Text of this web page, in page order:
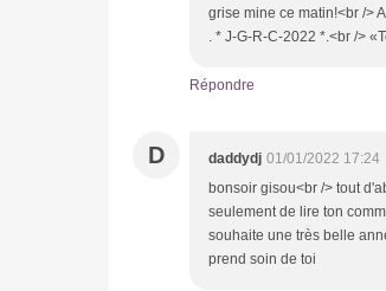
grise mine ce matin!<br />
. * J-G-R-C-2022 *.<br />
Répondre
D daddydj 01/01/2022 17:24
bonsoir gisou<br /> tout
seulement de lire ton
souhaite une très belle
prend soin de toi